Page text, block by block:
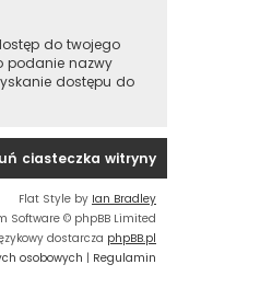
do twojego
podanie nazwy
dostępu do
ciasteczka witryny
Flat Style by Ian Bradley
Software © phpBB Limited
dostarcza phpBB.pl
osobowych | Regulamin